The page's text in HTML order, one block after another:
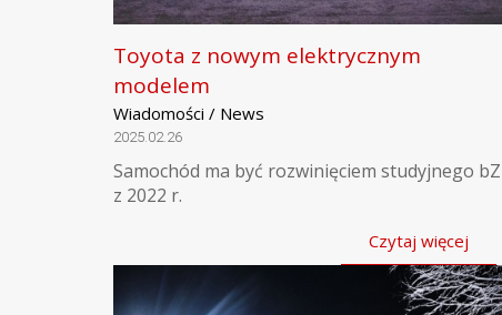
Toyota z nowym elektrycznym
modelem
Wiadomości / News
2025.02.26
Samochód ma być rozwinięciem studyjnego bZ
z 2022 r.
Czytaj więcej